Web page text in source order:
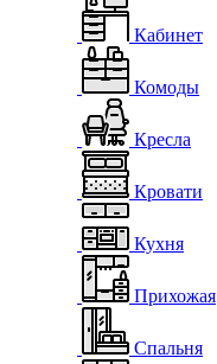
Кабинет
Комоды
Кресла
Кровати
Кухня
Прихожая
Спальня